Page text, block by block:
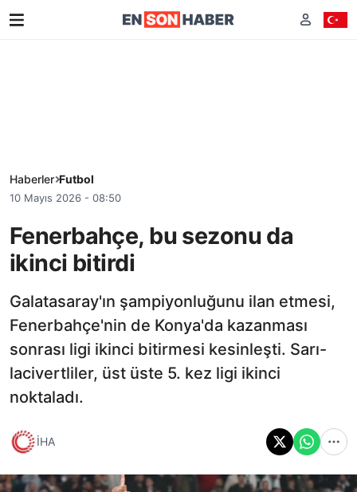
Haberler Futbol
10 Mayıs 2026 - 08:50
Fenerbahçe, bu sezonu da
ikinci bitirdi
Galatasaray'ın şampiyonluğunu ilan etmesi,
Fenerbahçe'nin de Konya'da kazanması
sonrası ligi ikinci bitirmesi kesinleşti. Sarı-
lacivertliler, üst üste 5. kez ligi ikinci
noktaladı.
İHA